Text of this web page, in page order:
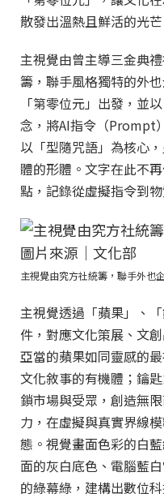
散發出溫熱且鮮活的光芒
主視覺由曾主導三金典
籌，聯手風格獨特的外
「第零位元」出發，並
念，將AI指令（Prompt
以「型隨咒語」為核心
體的形體。文字在此不
點，記錄從虛擬指令到
主視覺由究方社統籌，聯手外也
主視覺透過「蘋果」、
件，對應文化策展、文
亞當的蘋果如同靈感的
文化敘事的有機體；鑰
鎖市場與受眾，創造無
力，在虛擬與真實界線
態。視覺畫面色彩的白
面的灰白底色、電腦藍
的綠幕綠，建構出數位